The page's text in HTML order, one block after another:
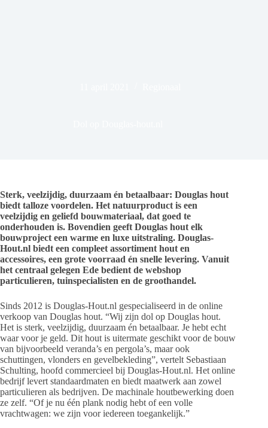
Sterk, veelzijdig, duurzaam én betaalbaar: Douglas hout
biedt talloze voordelen. Het natuurproduct is een
veelzijdig en geliefd bouwmateriaal, dat goed te
onderhouden is. Bovendien geeft Douglas hout elk
bouwproject een warme en luxe uitstraling. Douglas-
Hout.nl biedt een compleet assortiment hout en
accessoires, een grote voorraad én snelle levering. Vanuit
het centraal gelegen Ede bedient de webshop
particulieren, tuinspecialisten en de groothandel.
Sinds 2012 is Douglas-Hout.nl gespecialiseerd in de online
verkoop van Douglas hout. “Wij zijn dol op Douglas hout.
Het is sterk, veelzijdig, duurzaam én betaalbaar. Je hebt echt
waar voor je geld. Dit hout is uitermate geschikt voor de bouw
van bijvoorbeeld veranda’s en pergola’s, maar ook
schuttingen, vlonders en gevelbekleding”, vertelt Sebastiaan
Schulting, hoofd commercieel bij Douglas-Hout.nl. Het online
bedrijf levert standaardmaten en biedt maatwerk aan zowel
particulieren als bedrijven. De machinale houtbewerking doen
ze zelf. “Of je nu één plank nodig hebt of een volle
vrachtwagen: we zijn voor iedereen toegankelijk.”